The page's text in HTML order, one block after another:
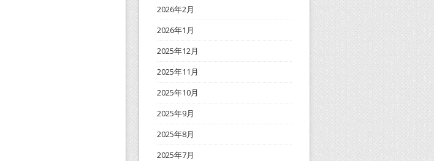
2026年2月
2026年1月
2025年12月
2025年11月
2025年10月
2025年9月
2025年8月
2025年7月